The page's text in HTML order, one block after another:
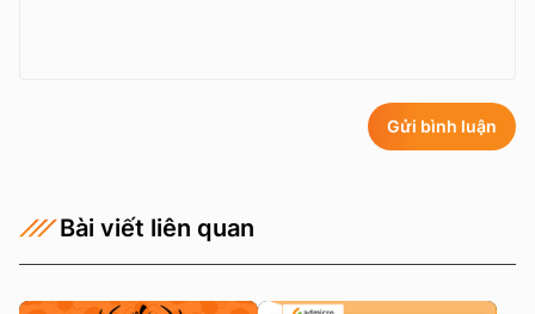
Gửi bình luận
Bài viết liên quan